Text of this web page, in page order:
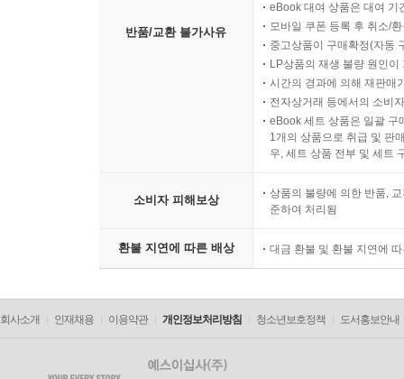
반품/교환 불가사유
eBook 대여 상품은 대여 기
모바일 쿠폰 등록 후 취소/
중고상품이 구매확정(자동
LP상품의 재생 불량 원인
시간의 경과에 의해 재판매
전자상거래 등에서의 소비
eBook 세트 상품은 일괄 구
1개의 상품으로 취급 및 판
우, 세트 상품 전부 및 세트
소비자 피해보상
상품의 불량에 의한 반품,
준하여 처리됨
환불 지연에 따른 배상 대금 환불 및 환불 지연에
회사소개 인재채용 이용약관 개인정보처리방침 청소년보호정책 도서홍보안내